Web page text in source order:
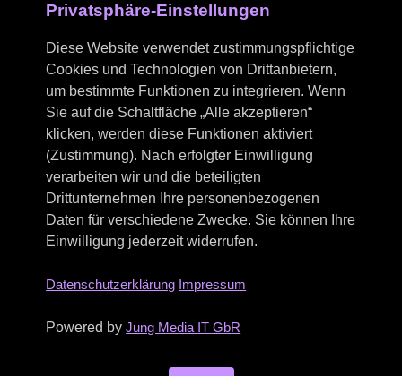
Privatsphäre-Einstellungen
Diese Website verwendet zustimmungspflichtige
Cookies und Technologien von Drittanbietern,
um bestimmte Funktionen zu integrieren. Wenn
Sie auf die Schaltfläche „Alle akzeptieren“
klicken, werden diese Funktionen aktiviert
(Zustimmung). Nach erfolgter Einwilligung
verarbeiten wir und die beteiligten
Drittunternehmen Ihre personenbezogenen
Daten für verschiedene Zwecke. Sie können Ihre
Einwilligung jederzeit widerrufen.
Datenschutzerklärung Impressum
Powered byJung Media IT GbR
Kontakt
info@eingeschenktvonderki.de